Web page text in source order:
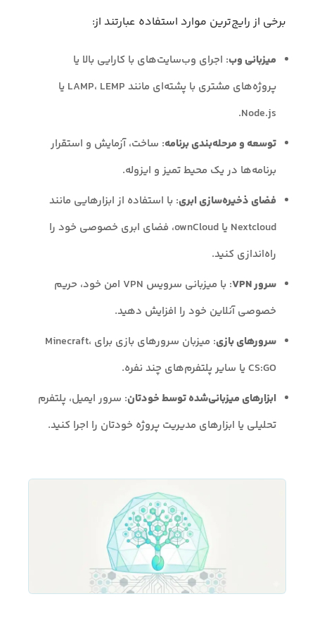
برخی از رایج‌ترین موارد استفاده عبارتند از:
میزبانی وب: اجرای وب‌سایت‌های با کارایی بالا یا
پروژه‌های مشتری با پشته‌ای مانند LAMP، LEMP یا
Node.js.
توسعه و مرحله‌بندی برنامه: ساخت، آزمایش و استقرار
برنامه‌ها در یک محیط تمیز و ایزوله.
فضای ذخیره‌سازی ابری: با استفاده از ابزارهایی مانند
Nextcloud یا ownCloud، فضای ابری خصوصی خود را
راه‌اندازی کنید.
سرور VPN
: با میزبانی سرویس VPN امن خود، حریم
خصوصی آنلاین خود را افزایش دهید.
سرورهای بازی
: میزبان سرورهای بازی برای Minecraft،
CS:GO یا سایر پلتفرم‌های چند نفره.
ابزارهای میزبانی‌شده توسط خودتان: سرور ایمیل، پلتفرم
تحلیلی یا ابزارهای مدیریت پروژه خودتان را اجرا کنید.